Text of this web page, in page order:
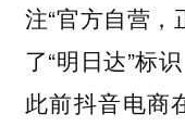
注“官方自营，
了“明日达”标
此前抖音电商